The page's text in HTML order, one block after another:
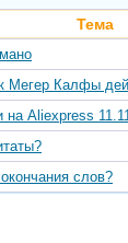
Тема
Мегер Калфы
на Aliexpress
слов?